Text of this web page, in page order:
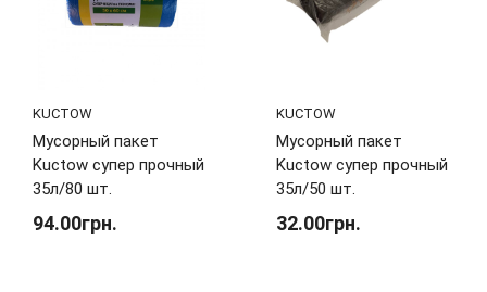
KUCTOW
Мусорный пакет
Kuctow супер прочный
35л/80 шт.
94.00грн.
KUCTOW
Мусорный пакет
Kuctow супер прочный
35л/50 шт.
32.00грн.